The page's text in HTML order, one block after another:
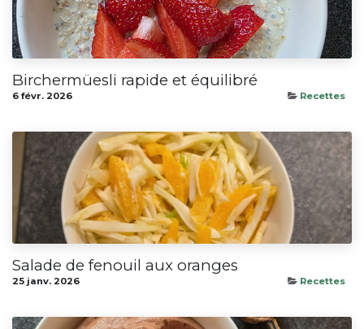
Birchermüesli rapide et équilibré
6 févr. 2026 Recettes
Salade de fenouil aux oranges
25 janv. 2026 Recettes